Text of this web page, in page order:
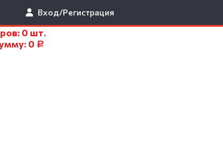
Вход/Регистрация
0 шт.
0 Р